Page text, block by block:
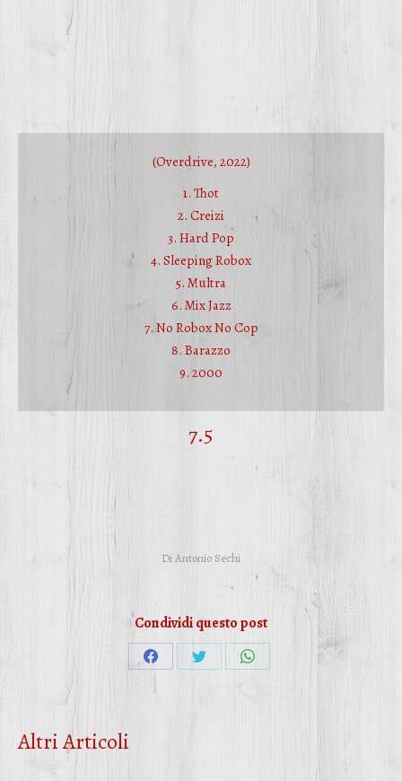
(Overdrive, 2022)
1. Thot
2. Creizi
3. Hard Pop
4. Sleeping Robox
5. Multra
6. Mix Jazz
7. No Robox No Cop
8. Barazzo
9. 2000
7.5
DiAntonio Sechi
Condividi questo post
Condividi
su
CondividiCondividi
Altri Articoli